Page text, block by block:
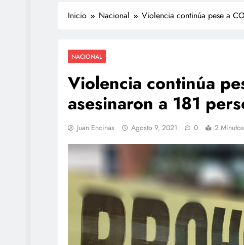
Inicio Nacional Violencia continúa pese a
NACIONAL
Violencia continúa
asesinaron a 181
Juan Encinas Agosto 9, 2021 0 2 Minutos